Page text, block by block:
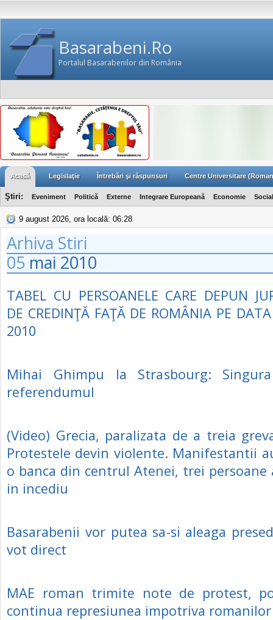
Basarabeni.Ro
Portalul Basarabenilor din România
Acasă Legislaţie Întrebări şi răspunsuri Centre Universitare
Ştiri: Eveniment Politică Externe Integrare Europeană Economie Social
9 august 2026, ora locală: 06:28
Arhiva Stiri
05 mai 2010
TABEL CU PERSOANELE CARE DEPUN
DE CREDINŢĂ FAŢĂ DE ROMÂNIA PE
2010
Mihai Ghimpu la Strasbourg:
referendumul
(Video) Grecia, paralizata de a treia
Protestele devin violente. Manifestantii
o banca din centrul Atenei, trei persoane
in incediu
Basarabenii vor putea sa-si aleaga
vot direct
MAE roman trimite note de protest,
continua represiunea impotriva